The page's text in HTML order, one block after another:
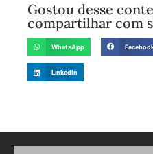
Gostou desse
compartilhar com
WhatsApp
LinkedIn